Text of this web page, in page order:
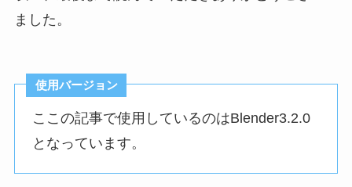
ました。
使用バージョン
ここの記事で使用しているのはBlender3.2.0
となっています。